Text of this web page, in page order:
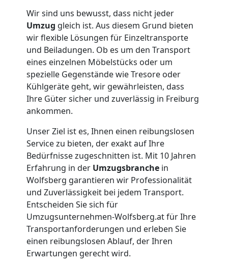
Wir sind uns bewusst, dass nicht jeder
Umzug gleich ist. Aus diesem Grund bieten
wir flexible Lösungen für Einzeltransporte
und Beiladungen. Ob es um den Transport
eines einzelnen Möbelstücks oder um
spezielle Gegenstände wie Tresore oder
Kühlgeräte geht, wir gewährleisten, dass
Ihre Güter sicher und zuverlässig in Freiburg
ankommen.
Unser Ziel ist es, Ihnen einen reibungslosen
Service zu bieten, der exakt auf Ihre
Bedürfnisse zugeschnitten ist. Mit 10 Jahren
Erfahrung in der Umzugsbranche in
Wolfsberg garantieren wir Professionalität
und Zuverlässigkeit bei jedem Transport.
Entscheiden Sie sich für
Umzugsunternehmen-Wolfsberg.at für Ihre
Transportanforderungen und erleben Sie
einen reibungslosen Ablauf, der Ihren
Erwartungen gerecht wird.
Full-
Service-
Umzug
Wolfsberg
Qualitäts-
Umzüge
Wolfsberg
Vereinsumzug
Wolfsberg